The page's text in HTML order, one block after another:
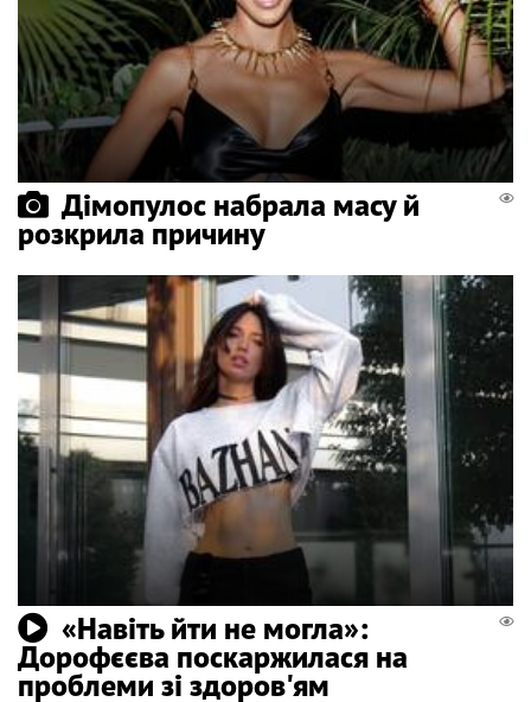
Дімопулос набрала масу й
розкрила причину
«Навіть йти не могла»:
Дорофєєва поскаржилася на
проблеми зі здоров'ям